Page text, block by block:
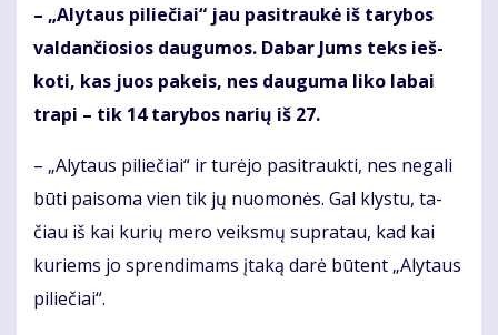
– „Aly­taus pi­lie­čiai“ jau pa­si­trau­kė iš ta­ry­bos
val­dan­čio­sios dau­gu­mos. Da­bar Jums teks ieš­
ko­ti, kas juos pa­keis, nes dau­gu­ma li­ko la­bai
tra­pi – tik 14 ta­ry­bos na­rių iš 27.
– „Aly­taus pi­lie­čiai“ ir tu­rė­jo pa­si­trauk­ti, nes ne­ga­li
bū­ti pai­so­ma vien tik jų nuo­mo­nės. Gal klys­tu, ta­
čiau iš kai ku­rių me­ro veiks­mų su­pra­tau, kad kai
ku­riems jo spren­di­mams įta­ką da­rė bū­tent „Aly­taus
pi­lie­čiai“.